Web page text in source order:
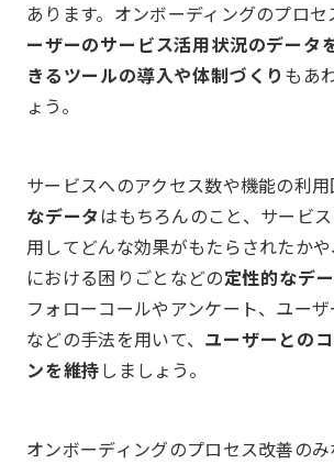
あります。オンボーディングのプロセ
ーザーのサービス活用状況のデータ
きるツールの導入や体制づくり もあ
ょう。
サービスへのアクセス数や機能の利
なデータはもちろんのこと、サービ
用してどんな効果がもたらされたか
における困りごとなどの定性的なデ
フォローコールやアンケート、ユー
などの手法を用いて、 ユーザーとの
ンを維持しましょう。
オンボーディングのプロセス改善のみ